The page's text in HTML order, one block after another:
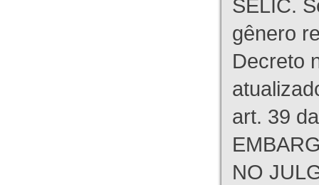
SELIC.
gênero
Decreto
art. 39
NO